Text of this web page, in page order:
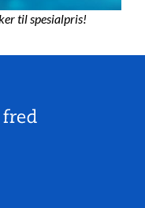
til spesialpris!